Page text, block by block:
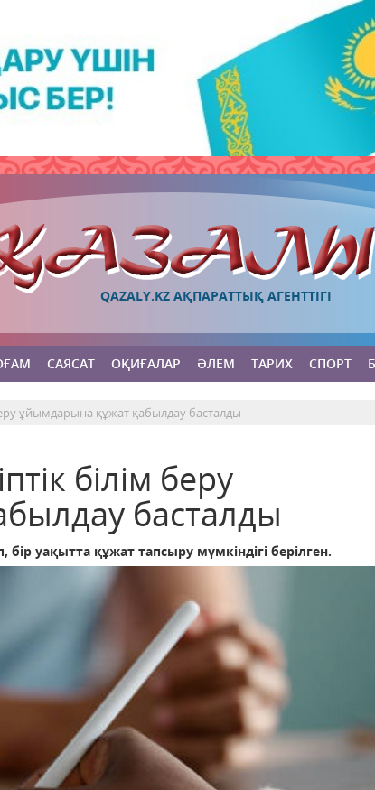
QAZALY.KZ АҚПАРАТТЫҚ АГЕНТТІГІ
САЯСАТ ОҚИҒАЛАР ӘЛЕМ ТАРИХ СПОРТ
ұйымдарына құжат қабылдау басталды
білім беру
басталды
уақытта құжат тапсыру мүмкіндігі берілген.